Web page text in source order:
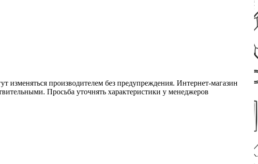
производителем без предупреждения. Интернет-магазин
Просьба уточнять характеристики у менеджеров